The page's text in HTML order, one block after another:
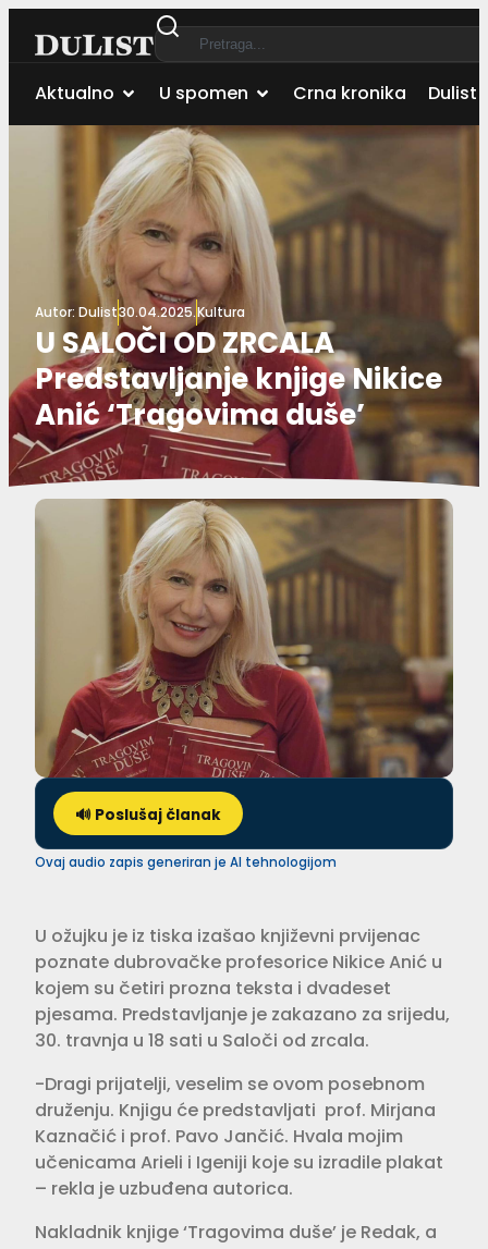
Aktualno U spomen Crna kronika Dulist
Autor: Dulist30.04.2025.Kultura
U SALOČI OD ZRCALA
Predstavljanje knjige Nikice
Anić ‘Tragovima duše’
🔊 Poslušaj članak
Ovaj audio zapis generiran je AI tehnologijom
U ožujku je iz tiska izašao književni prvijenac
poznate dubrovačke profesorice Nikice Anić u
kojem su četiri prozna teksta i dvadeset
pjesama. Predstavljanje je zakazano za srijedu,
30. travnja u 18 sati u Saloči od zrcala.
-Dragi prijatelji, veselim se ovom posebnom
druženju. Knjigu će predstavljati prof. Mirjana
Kaznačić i prof. Pavo Jančić. Hvala mojim
učenicama Arieli i Igeniji koje su izradile plakat
– rekla je uzbuđena autorica.
Nakladnik knjige ‘Tragovima duše’ je Redak, a